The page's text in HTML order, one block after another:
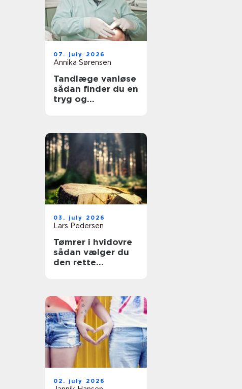
07. july 2026
Annika Sørensen
Tandlæge vanløse
sådan finder du en
tryg og
03. july 2026
Lars Pedersen
Tømrer i hvidovre
sådan vælger du
den rette
02. july 2026